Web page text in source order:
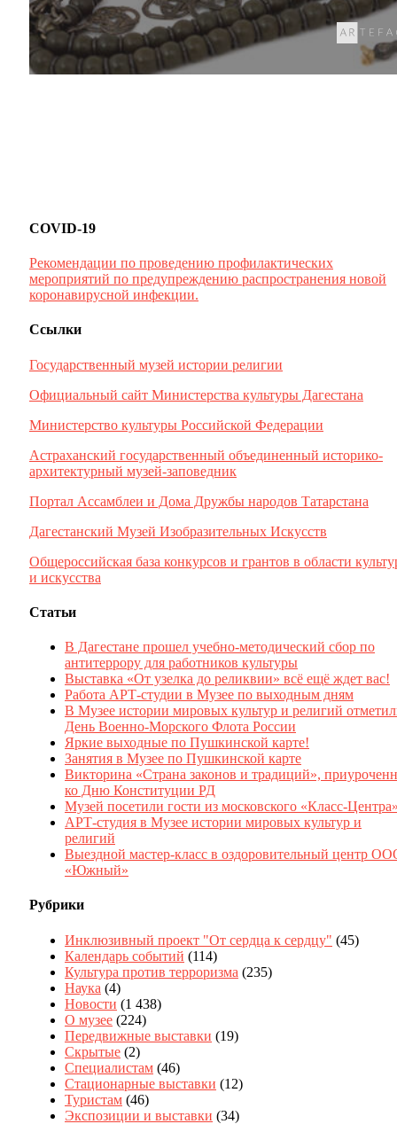
COVID-19
Рекомендации по проведению профилактических
мероприятий по предупреждению распространения новой
коронавирусной инфекции.
Ссылки
Государственный музей истории религии
Официальный сайт Министерства культуры Дагестана
Министерство культуры Российской Федерации
Астраханский государственный объединенный историко-
архитектурный музей-заповедник
Портал Ассамблеи и Дома Дружбы народов Татарстана
Дагестанский Музей Изобразительных Искусств
Общероссийская база конкурсов и грантов в области
и искусства
Статьи
В Дагестане прошел учебно-методический сбор по
антитеррору для работников культуры
Выставка «От узелка до реликвии» всё ещё ждет вас!
Работа АРТ-студии в Музее по выходным дням
В Музее истории мировых культур и религий
День Военно-Морского Флота России
Яркие выходные по Пушкинской карте!
Занятия в Музее по Пушкинской карте
Викторина «Страна законов и традиций»,
ко Дню Конституции РД
Музей посетили гости из московского «Класс-
АРТ-студия в Музее истории мировых культур и
религий
Выездной мастер-класс в оздоровительный центр
«Южный»
Рубрики
Инклюзивный проект "От сердца к сердцу" (45)
Календарь событий (114)
Культура против терроризма (235)
Наука (4)
Новости (1 438)
О музее (224)
Передвижные выставки (19)
Скрытые (2)
Специалистам (46)
Стационарные выставки (12)
Туристам (46)
Экспозиции и выставки (34)